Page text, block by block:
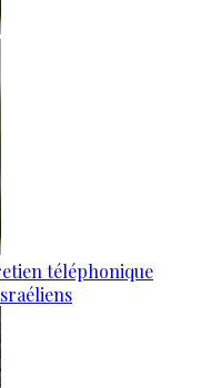
téléphonique